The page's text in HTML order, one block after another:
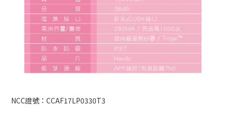
NCC證號：CCAF17LP0330T3